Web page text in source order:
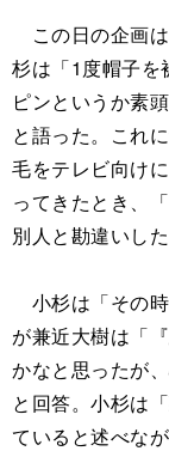
この日の企画
杉は「1度帽子を
ピンというか素
と語った。これ
毛をテレビ向け
ってきたとき、
別人と勘違いした
小杉は「その
が兼近大樹は「
かなと思ったが
と回答。小杉は
ていると述べな